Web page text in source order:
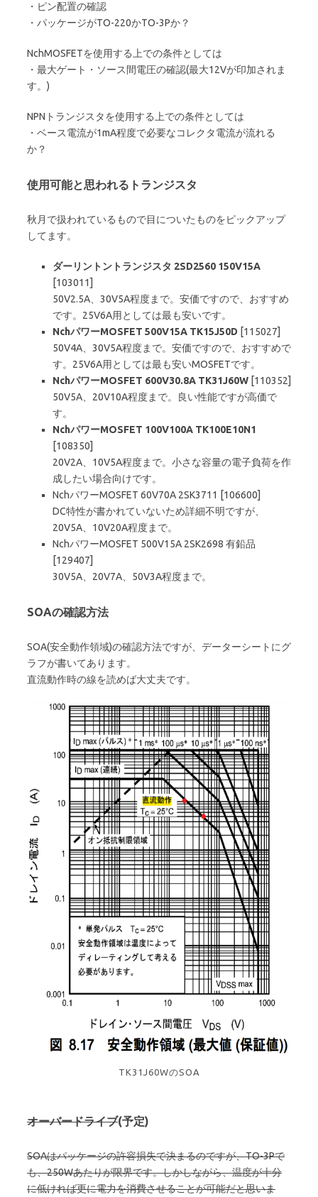
・ピン配置の確認
・パッケージがTO-220かTO-3Pか？
NchMOSFETを使用する上での条件としては
・最大ゲート・ソース間電圧の確認(最大12Vが印加されま
す。)
NPNトランジスタを使用する上での条件としては
・ベース電流が1mA程度で必要なコレクタ電流が流れる
か？
使用可能と思われるトランジスタ
秋月で扱われているもので目についたものをピックアップ
してます。
ダーリントントランジスタ 2SD2560 150V15A
[103011]
50V2.5A、30V5A程度まで。安価ですので、おすすめ
です。25V6A用としては最も安いです。
NchパワーMOSFET 500V15A TK15J50D [115027]
50V4A、30V5A程度まで。安価ですので、おすすめで
す。25V6A用としては最も安いMOSFETです。
NchパワーMOSFET 600V30.8A TK31J60W [110352]
50V5A、20V10A程度まで。良い性能ですが高価で
す。
NchパワーMOSFET 100V100A TK100E10N1
[108350]
20V2A、10V5A程度まで。小さな容量の電子負荷を作
成したい場合向けです。
NchパワーMOSFET 60V70A 2SK3711 [106600]
DC特性が書かれていないため詳細不明ですが、
20V5A、10V20A程度まで。
NchパワーMOSFET 500V15A 2SK2698 有鉛品
[129407]
30V5A、20V7A、50V3A程度まで。
SOAの確認方法
SOA(安全動作領域)の確認方法ですが、データーシートにグ
ラフが書いてあります。
直流動作時の線を読めば大丈夫です。
TK31J60WのSOA
オーバードライブ(予定)
SOAはパッケージの許容損失で決まるのですが、TO-3Pで
も、250Wあたりが限界です。しかしながら、温度が十分
に低ければ更に電力を消費させることが可能だと思いま